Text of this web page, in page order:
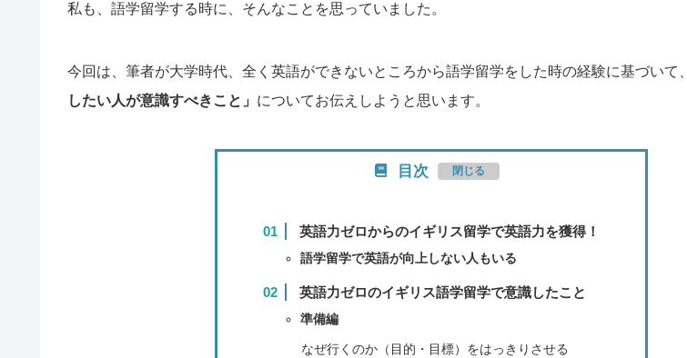
私も、語学留学する時に、そんなことを思っていました。
今回は、筆者が大学時代、全く英語ができないところから語学留学をした時の経験に基づいて、
したい人が意識すべきこと」 についてお伝えしようと思います。
目次
英語力ゼロからのイギリス留学で英語力を獲得！
語学留学で英語が向上しない人もいる
英語力ゼロのイギリス語学留学で意識したこと
準備編
なぜ行くのか（目的・目標）をはっきりさせる